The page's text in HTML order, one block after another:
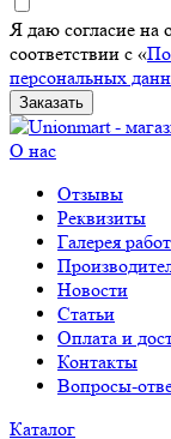
Я даю согласие на
соответствии с «
персональных
Заказать
О нас
Отзывы
Реквизиты
Галерея работ
Новости
Статьи
Оплата и
Контакты
Вопросы-
Каталог